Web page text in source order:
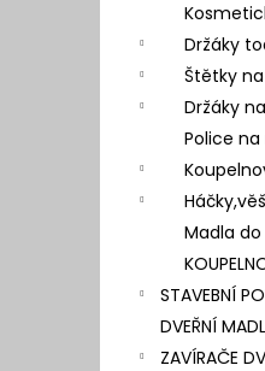
Držáky
Štětky
Držáky
Police
Madla
STAVEBNÍ
DVEŘNÍ
ZAVÍRAČE